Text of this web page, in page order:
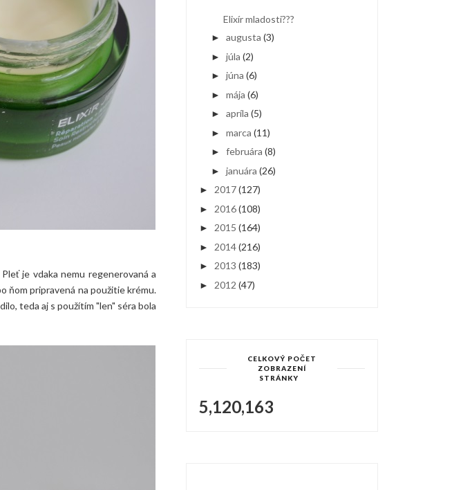
je vdaka nemu regenerovaná a
ňom pripravená na použitie krému.
teda aj s použítím "len" séra bola
Elixír mladosti???
► augusta (3)
► júla (2)
► júna (6)
► mája (6)
► apríla (5)
► marca (11)
► februára (8)
► januára (26)
► 2017(127)
► 2016(108)
► 2015 (164)
► 2014(216)
► 2013 (183)
► 2012 (47)
CELKOVÝ POČET
ZOBRAZENÍ
STRÁNKY
5,120,163